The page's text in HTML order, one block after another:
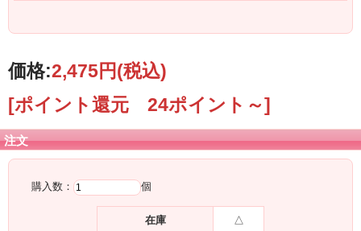
価格:2,475円(税込)
[ポイント還元 24ポイント～]
注文
購入数： 個
在庫 △